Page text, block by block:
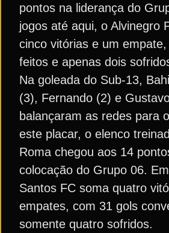
pontos na liderança do
jogos até aqui, o Alvinegro
cinco vitórias e um
feitos e apenas dois
Na goleada do Sub-13,
(3), Fernando (2) e
balançaram as redes para
este placar, o elenco
Roma chegou aos 14
colocação do Grupo 06.
Santos FC soma quatro
empates, com 31 gols
somente quatro sofridos.